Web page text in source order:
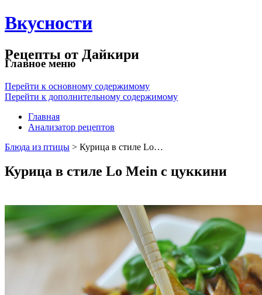
Вкусности
Рецепты от Дайкири
Главное меню
Перейти к основному содержимому
Перейти к дополнительному содержимому
Главная
Анализатор рецептов
Блюда из птицы > Курица в стиле Lo…
Курица в стиле Lo Mein с цуккини